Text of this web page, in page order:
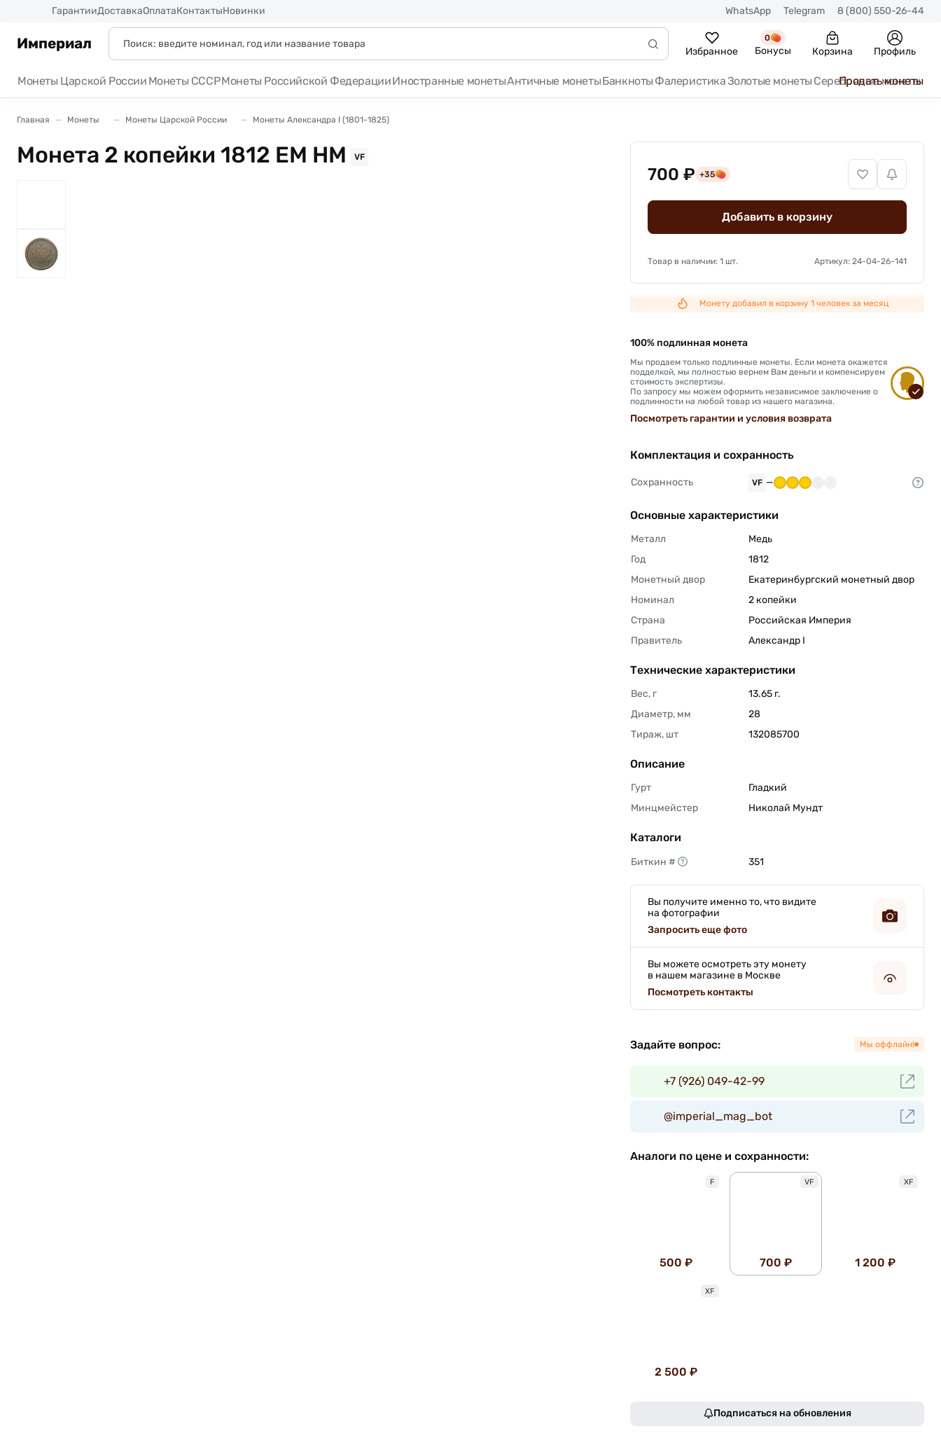
ГарантииДоставкаОплатаКонтактыНовинки WhatsApp Telegram 8 (800) 550-26-44
Империал Избранное
0
Бонусы Корзина Профиль
Монеты Царской России Монеты СССРМонеты Российской ФедерацииИностранные монетыАнтичные монетыБанкноты ФалеристикаЗолотые монеты Серебряные монеты
Продать монеты
Главная Монеты Монеты Царской России Монеты Александра I (1801-1825)
Монета 2 копейки 1812 ЕМ НМ VF
700 ₽ +35
Добавить в корзину
Товар в наличии: 1 шт. Артикул: 24-04-26-141
Монету добавил в корзину 1 человек за месяц
100% подлинная монета
Мы продаем только подлинные монеты. Если монета окажется
подделкой, мы полностью вернем Вам деньги и компенсируем
стоимость экспертизы.
По запросу мы можем оформить независимое заключение о
подлинности на любой товар из нашего магазина.
Посмотреть гарантии и условия возврата
Комплектация и сохранность
Сохранность VF —
Основные характеристики
Металл
Медь
Год
1812
Монетный двор
Екатеринбургский монетный двор
Номинал
2 копейки
Страна
Российская Империя
Правитель
Александр I
Технические характеристики
Вес, г
13.65 г.
Диаметр, мм
28
Тираж, шт
132085700
Описание
Гурт
Гладкий
Минцмейстер
Николай Мундт
Каталоги
Биткин # 351
Вы получите именно то, что видите
на фотографии
Запросить еще фото
Вы можете осмотреть эту монету
в нашем магазине в Москве
Посмотреть контакты
Задайте вопрос: Мы оффлайн!
+7 (926) 049-42-99
@imperial_mag_bot
Аналоги по цене и сохранности:
F
500 ₽
VF
700 ₽
XF
1 200 ₽
XF
2 500 ₽
Подписаться на обновления